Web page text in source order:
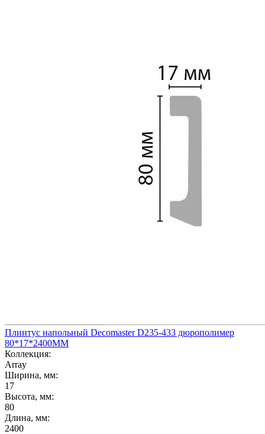
Плинтус напольный Decomaster D235-433 дюрополимер
80*17*2400ММ
Коллекция:
Array
Ширина, мм:
17
Высота, мм:
80
Длина, мм:
2400